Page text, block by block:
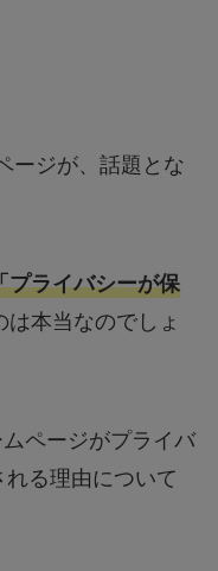
ージが、話題とな
プライバシーが保
本当なのでしょ
ページがプライバ
る理由について